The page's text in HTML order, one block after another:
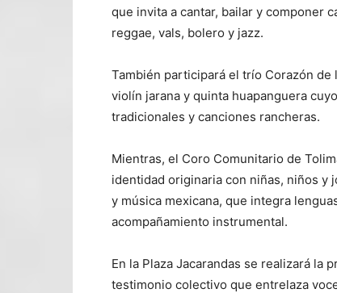
que invita a cantar, bailar y componer
reggae, vals, bolero y jazz.
También participará el trío Corazón
violín jarana y quinta huapanguera
tradicionales y canciones rancheras.
Mientras, el Coro Comunitario de
identidad originaria con niñas, niños
y música mexicana, que integra
acompañamiento instrumental.
En la Plaza Jacarandas se realizará la
testimonio colectivo que entrelaza